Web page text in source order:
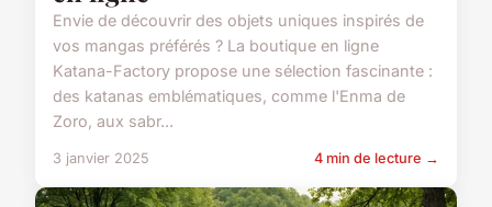
Envie de découvrir des objets uniques inspirés de
vos mangas préférés ? La boutique en ligne
Katana-Factory propose une sélection fascinante :
des katanas emblématiques, comme l'Enma de
Zoro, aux sabr...
3 janvier 2025 4 min de lecture →